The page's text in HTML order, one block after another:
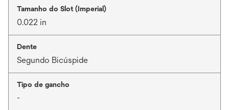
Tamanho do Slot (Imperial)
0.022 in
Dente
Segundo Bicúspide
Tipo de gancho
-